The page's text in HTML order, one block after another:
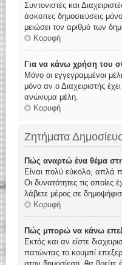
Συντονιστές και
άσκοπες δημοσιεύσεις
μειώσει τον αριθμό των
Κορυφή
Για να κάνω χρήση του
Μόνο οι εγγεγραμμένοι
μόνο αν ο Διαχειριστής
ανώνυμα μέλη.
Κορυφή
Ζητήματα
Πώς αναρτώ ένα θέμα
Είναι πολύ εύκολο, απλά
Οι δυνατότητες τις
λάβετε μέρος σε
Κορυφή
Πώς μπορώ να κάνω
Εκτός και αν είστε
πατώντας το κουμπί